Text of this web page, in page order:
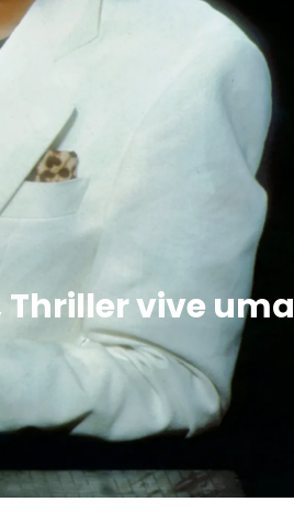
Thriller vive uma